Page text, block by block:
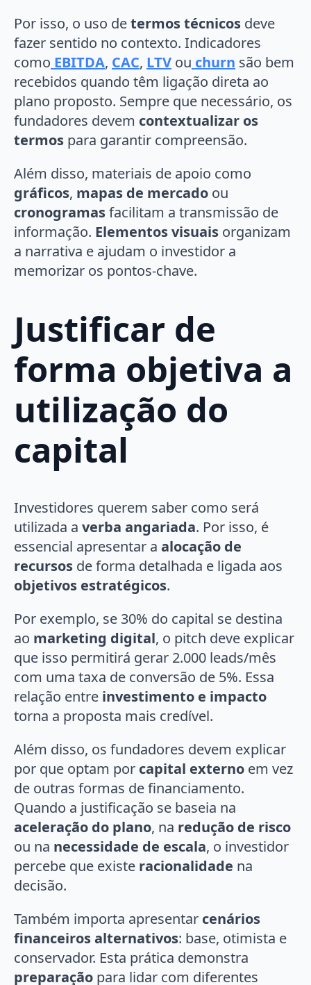
Por isso, o uso determos técnicos deve
fazer sentido no contexto. Indicadores
como EBITDA, CAC, LTV ou churn são bem
recebidos quando têm ligação direta ao
plano proposto. Sempre que necessário, os
fundadores devem contextualizar os
termos para garantir compreensão.
Além disso, materiais de apoio como
gráficos, mapas de mercado ou
cronogramasfacilitam a transmissão de
informação. Elementos visuais organizam
a narrativa e ajudam o investidor a
memorizar os pontos-chave.
Justificar de
forma objetiva a
utilização do
capital
Investidores querem saber como será
utilizada a verba angariada. Por isso, é
essencial apresentar a alocação de
recursos de forma detalhada e ligada aos
objetivos estratégicos.
Por exemplo, se 30% do capital se destina
ao marketing digital, o pitch deve explicar
que isso permitirá gerar 2.000 leads/mês
com uma taxa de conversão de 5%. Essa
relação entre investimento e impacto
torna a proposta mais credível.
Além disso, os fundadores devem explicar
por que optam por capital externo em vez
de outras formas de financiamento.
Quando a justificação se baseia na
aceleração do plano, na redução de risco
ou na necessidade de escala, o investidor
percebe que existe racionalidade na
decisão.
Também importa apresentar cenários
financeiros alternativos: base, otimista e
conservador. Esta prática demonstra
preparação para lidar com diferentes